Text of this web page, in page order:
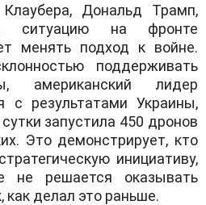
Дональд Трамп,
ситуацию на фронте
менять подход к войне.
поддерживать
американский лидер
с результатами Украины,
запустила 450 дронов
Это демонстрирует, кто
инициативу,
решается оказывать
как делал это раньше.